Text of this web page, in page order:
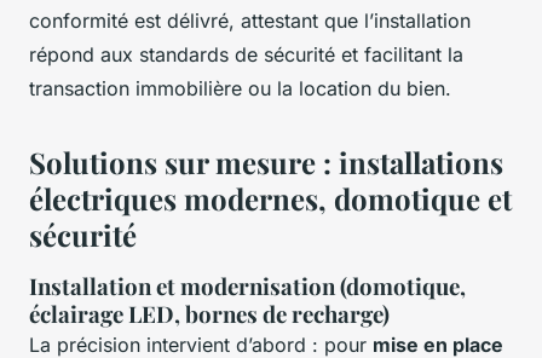
conformité est délivré, attestant que l’installation
répond aux standards de sécurité et facilitant la
transaction immobilière ou la location du bien.
Solutions sur mesure : installations
électriques modernes, domotique et
sécurité
Installation et modernisation (domotique,
éclairage LED, bornes de recharge)
La précision intervient d’abord : pour mise en place